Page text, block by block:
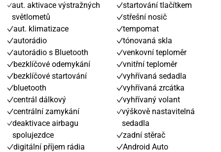
aut. aktivace výstražných
světlometů
aut. klimatizace
autorádio
autorádio s Bluetooth
bezklíčové odemykání
bezklíčové startování
bluetooth
centrál dálkový
centrální zamykání
deaktivace airbagu
spolujezdce
digitální příjem rádia
startování tlačítkem
střešní nosič
tempomat
tónovaná skla
venkovní teploměr
vnitřní teploměr
vyhřívaná sedadla
vyhřívaná zrcátka
vyhřívaný volant
výškově nastavitelná
sedadla
zadní stěrač
Android Auto